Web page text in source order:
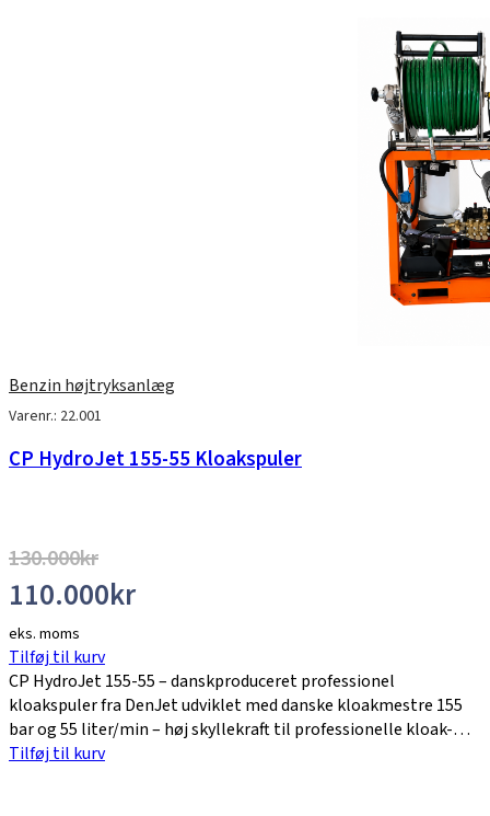
Benzin højtryksanlæg
Varenr.: 22.001
CP HydroJet 155-55 Kloakspuler
130.000kr
110.000kr
eks. moms
Tilføj til kurv
CP HydroJet 155-55 – danskproduceret professionel
kloakspuler fra DenJet udviklet med danske kloakmestre 155
bar og 55 liter/min – høj skyllekraft til professionelle kloak-…
Tilføj til kurv